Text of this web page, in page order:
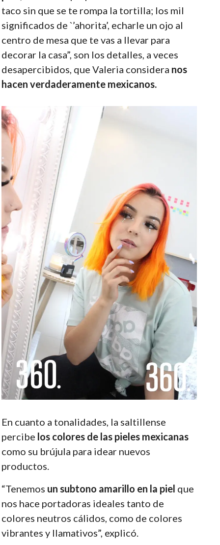
taco sin que se te rompa la tortilla; los mil
significados de `’ahorita’, echarle un ojo al
centro de mesa que te vas a llevar para
decorar la casa”, son los detalles, a veces
desapercibidos, que Valeria considera nos
hacen verdaderamente mexicanos.
En cuanto a tonalidades, la saltillense
percibe los colores de las pieles mexicanas
como su brújula para idear nuevos
productos.
“Tenemos un subtono amarillo en la piel que
nos hace portadoras ideales tanto de
colores neutros cálidos, como de colores
vibrantes y llamativos”, explicó.